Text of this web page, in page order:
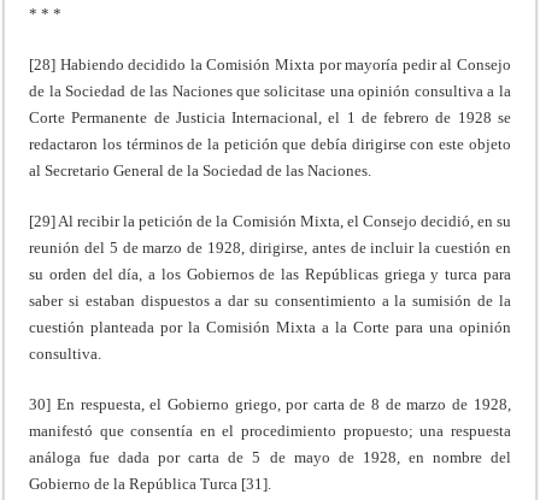
* * *
[28] Habiendo decidido la Comisión Mixta por mayoría pedir al Consejo
de la Sociedad de las Naciones que solicitase una opinión consultiva a la
Corte Permanente de Justicia Internacional, el 1 de febrero de 1928 se
redactaron los términos de la petición que debía dirigirse con este objeto
al Secretario General de la Sociedad de las Naciones.
[29] Al recibir la petición de la Comisión Mixta, el Consejo decidió, en su
reunión del 5 de marzo de 1928, dirigirse, antes de incluir la cuestión en
su orden del día, a los Gobiernos de las Repúblicas griega y turca para
saber si estaban dispuestos a dar su consentimiento a la sumisión de la
cuestión planteada por la Comisión Mixta a la Corte para una opinión
consultiva.
30] En respuesta, el Gobierno griego, por carta de 8 de marzo de 1928,
manifestó que consentía en el procedimiento propuesto; una respuesta
análoga fue dada por carta de 5 de mayo de 1928, en nombre del
Gobierno de la República Turca [31].